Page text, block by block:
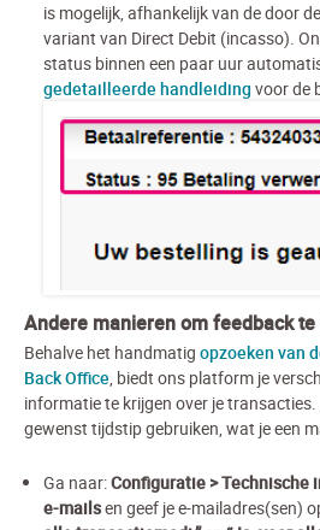
is mogelijk, afhankelijk van de door
variant van Direct Debit (incasso).
status binnen een paar uur
gedetailleerde handleiding voor de
Andere manieren om feedback
Behalve het handmatig opzoeken van
Back Office, biedt ons platform je
informatie te krijgen over je
gewenst tijdstip gebruiken, wat je een
Ga naar:Configuratie > Technische
e-mailsen geef je e-mailadres(sen)